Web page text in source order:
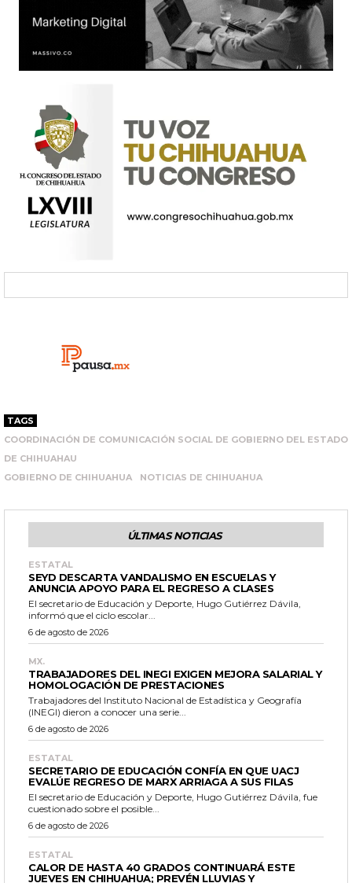
TAGS
COORDINACIÓN DE COMUNICACIÓN SOCIAL DE GOBIERNO DEL ESTADO
DE CHIHUAHAU
GOBIERNO DE CHIHUAHUA
NOTICIAS DE CHIHUAHUA
ÚLTIMAS NOTICIAS
ESTATAL
SEYD DESCARTA VANDALISMO EN ESCUELAS Y
ANUNCIA APOYO PARA EL REGRESO A CLASES
El secretario de Educación y Deporte, Hugo Gutiérrez Dávila,
informó que el ciclo escolar...
6 de agosto de 2026
MX.
TRABAJADORES DEL INEGI EXIGEN MEJORA SALARIAL Y
HOMOLOGACIÓN DE PRESTACIONES
Trabajadores del Instituto Nacional de Estadística y Geografía
(INEGI) dieron a conocer una serie...
6 de agosto de 2026
ESTATAL
SECRETARIO DE EDUCACIÓN CONFÍA EN QUE UACJ
EVALÚE REGRESO DE MARX ARRIAGA A SUS FILAS
El secretario de Educación y Deporte, Hugo Gutiérrez Dávila, fue
cuestionado sobre el posible...
6 de agosto de 2026
ESTATAL
CALOR DE HASTA 40 GRADOS CONTINUARÁ ESTE
JUEVES EN CHIHUAHUA; PREVÉN LLUVIAS Y